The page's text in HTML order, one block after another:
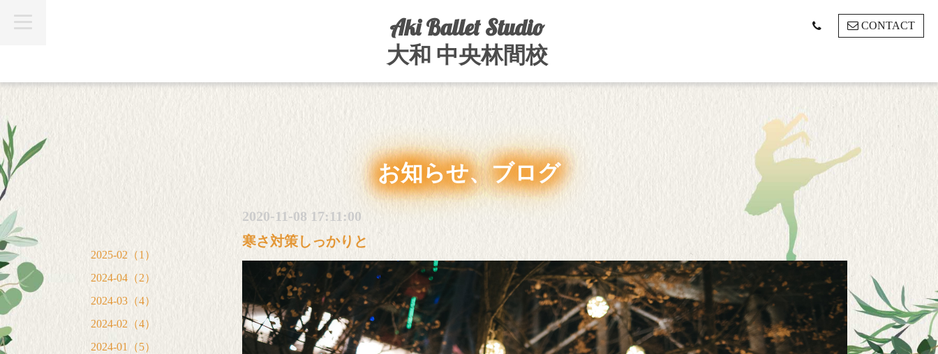
Aki Ballet Studio
大和 中央林間校
t
o
n
g
i
o
CONTACT
お知らせ、ブログ
2020-11-08 17:11:00
寒さ対策しっかりと
2025-02（1）
2024-04（2）
2024-03（4）
2024-02（4）
2024-01（5）